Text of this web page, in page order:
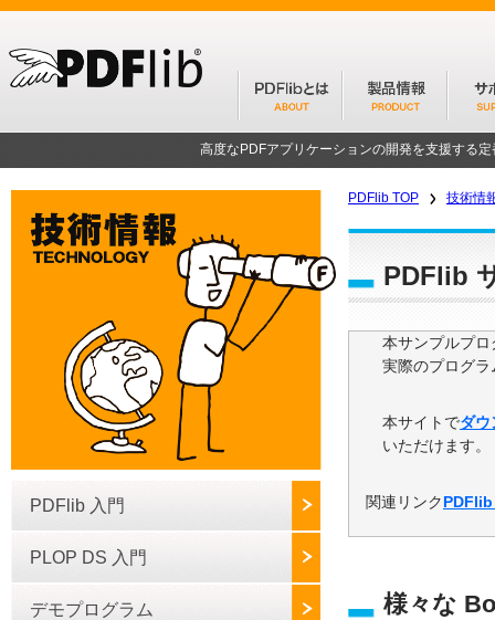
高度なPDFアプリケーションの開発を支援する
PDFlib 入門
PLOP DS 入門
デモプログラム
PDFlib TOP 技術情
PDFlib
本サンプルプ
実際のプログ
本サイトでダウ
いただけます。
関連リンク
様々な